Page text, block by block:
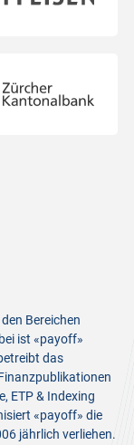
Bereichen
ist «payoff»
das
ETP & Indexing
«payoff» die
jährlich verliehen.